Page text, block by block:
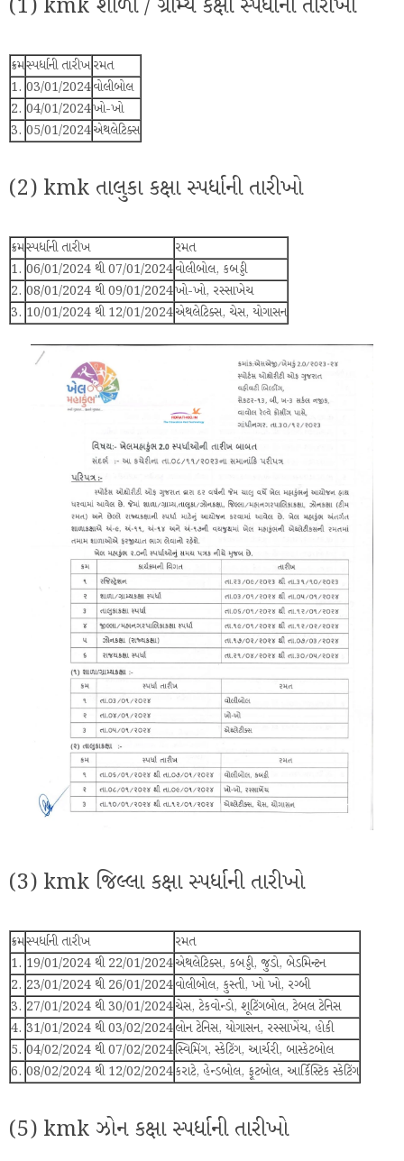
(1) kmk શાળા / ગ્રામ્ય કક્ષા સ્પર્ધાની તારીખો
ક્રમસ્પર્ધાની તારીખ રમત
1. 03/01/2024વોલીબોલ
2. 04/01/2024ખો-ખો
3. 05/01/2024એથલેટિક્સ
(2) kmk તાલુકા કક્ષા સ્પર્ધાની તારીખો
ક્રમસ્પર્ધાની તારીખ
રમત
1. 06/01/2024 થી 07/01/2024વોલીબોલ, કબડ્ડી
2. 08/01/2024 થી 09/01/2024ખો-ખો, રસ્સાખેચ
3. 10/01/2024 થી 12/01/2024એથલેટિક્સ, ચેસ, યોગાસન
(3) kmk જિલ્લા કક્ષા સ્પર્ધાની તારીખો
ક્રમસ્પર્ધાની તારીખ
રમત
1. 19/01/2024 થી 22/01/2024એથલેટિક્સ, કબડ્ડી, જુડો, બેડમિન્ટન
2. 23/01/2024 થી 26/01/2024વોલીબોલ, કુસ્તી, ખો ખો, રગ્બી
3. 27/01/2024 થી 30/01/2024ચેસ, ટેકવોન્ડો, શૂટિંગબોલ, ટેબલ ટેનિસ
4. 31/01/2024 થી 03/02/2024લોન ટેનિસ, યોગાસન, રસ્સાખેંચ, હોકી
5. 04/02/2024 થી 07/02/2024સ્વિમિંગ, સ્કેટિંગ, આર્ચરી, બાસ્કેટબોલ
6. 08/02/2024 થી 12/02/2024કરાટે, હેન્ડબોલ, ફૂટબોલ, આર્કિસ્ટિક સ્કેટિંગ
(5) kmk ઝોન કક્ષા સ્પર્ધાની તારીખો